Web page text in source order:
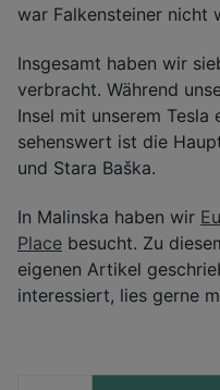
war Falkensteiner nicht
Insgesamt haben wir
verbracht. Während
Insel mit unserem Tesla
sehenswert ist die
und Stara Baška.
In Malinska haben wir
Place besucht. Zu
eigenen Artikel
interessiert, lies gerne